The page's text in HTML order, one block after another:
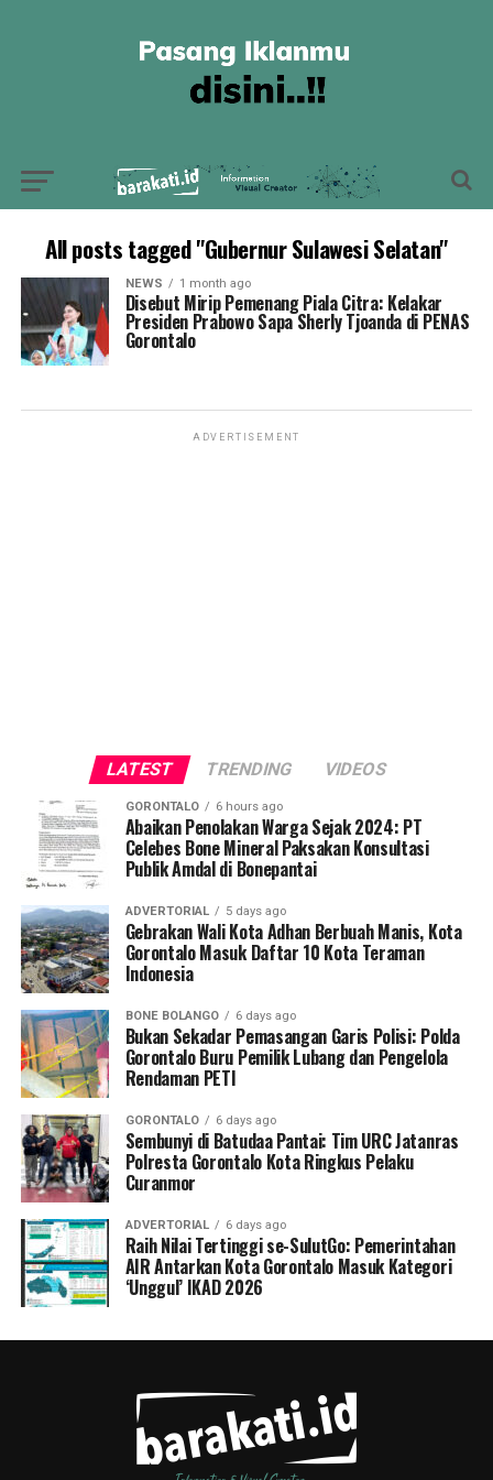
All posts tagged "Gubernur Sulawesi Selatan"
NEWS 1 month ago
Disebut Mirip Pemenang Piala Citra: Kelakar
Presiden Prabowo Sapa Sherly Tjoanda di PENAS
Gorontalo
ADVERTISEMENT
LATEST TRENDING VIDEOS
GORONTALO 6 hours ago
Abaikan Penolakan Warga Sejak 2024: PT
Celebes Bone Mineral Paksakan Konsultasi
Publik Amdal di Bonepantai
ADVERTORIAL 5 days ago
Gebrakan Wali Kota Adhan Berbuah Manis, Kota
Gorontalo Masuk Daftar 10 Kota Teraman
Indonesia
BONE BOLANGO 6 days ago
Bukan Sekadar Pemasangan Garis Polisi: Polda
Gorontalo Buru Pemilik Lubang dan Pengelola
Rendaman PETI
GORONTALO 6 days ago
Sembunyi di Batudaa Pantai: Tim URC Jatanras
Polresta Gorontalo Kota Ringkus Pelaku
Curanmor
ADVERTORIAL 6 days ago
Raih Nilai Tertinggi se-SulutGo: Pemerintahan
AIR Antarkan Kota Gorontalo Masuk Kategori
‘Unggul’ IKAD 2026